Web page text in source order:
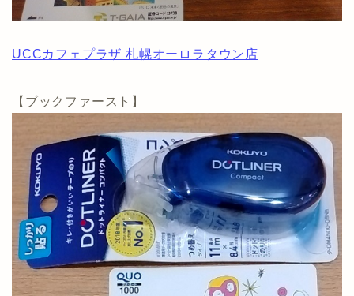
UCCカフェプラザ 札幌オーロラタウン店
【ブックファースト】